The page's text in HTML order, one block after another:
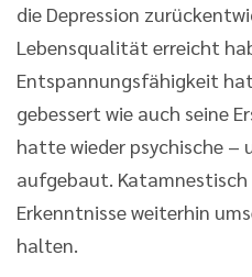
die Depression
Lebensqualität erreicht
Entspannungsfähigkeit
gebessert wie auch seine
hatte wieder psychische –
aufgebaut. Katamnestisch
Erkenntnisse weiterhin
halten.